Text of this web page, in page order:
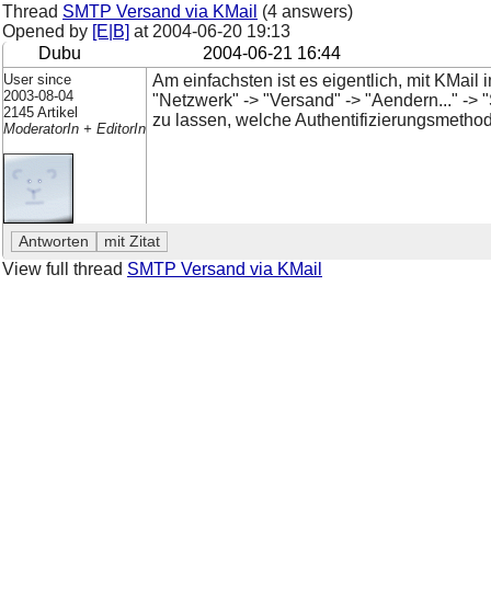
Thread SMTP Versand via KMail (4 answers)
Opened by [E|B] at 2004-06-20 19:13
Dubu
2004-06-21 16:44
User since
2003-08-04
2145 Artikel
ModeratorIn + EditorIn
Am einfachsten ist es eigentlich, mit KMail
"Netzwerk" -> "Versand" -> "Aendern..." ->
zu lassen, welche
View full thread SMTP Versand via KMail